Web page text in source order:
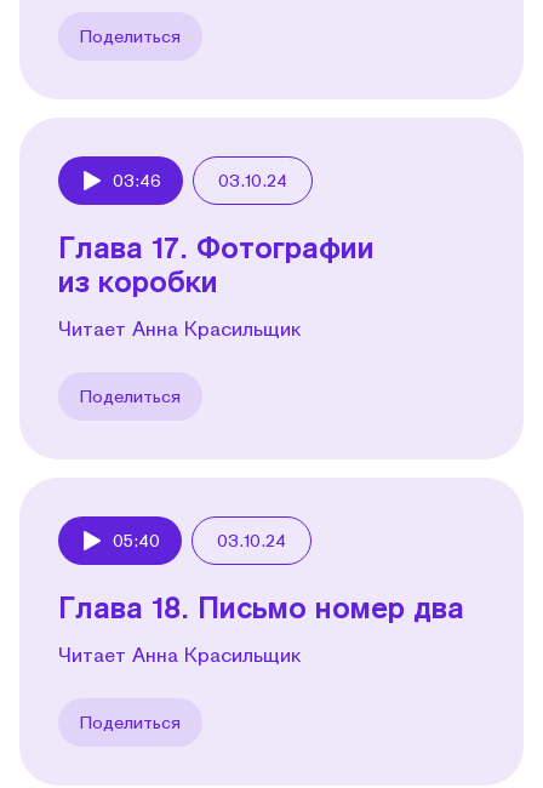
Поделиться
03:46 03.10.24
Глава 17. Фотографии
из коробки
Читает Анна Красильщик
Поделиться
05:40 03.10.24
Глава 18. Письмо номер два
Читает Анна Красильщик
Поделиться